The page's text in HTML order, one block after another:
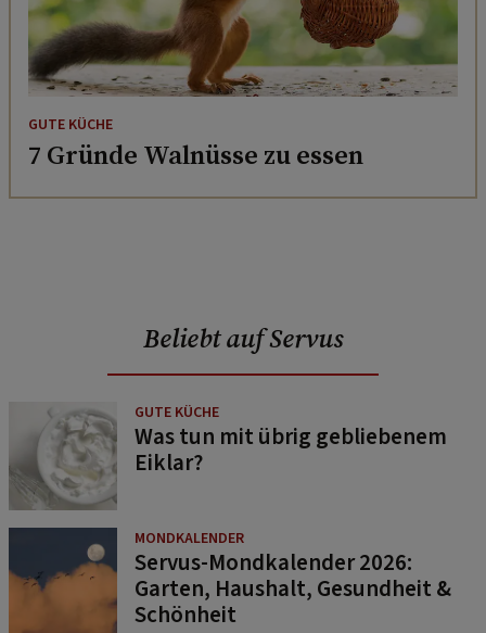
GUTE KÜCHE
7 Gründe Walnüsse zu essen
Beliebt auf Servus
GUTE KÜCHE
Was tun mit übrig gebliebenem
Eiklar?
MONDKALENDER
Servus-Mondkalender 2026:
Garten, Haushalt, Gesundheit &
Schönheit